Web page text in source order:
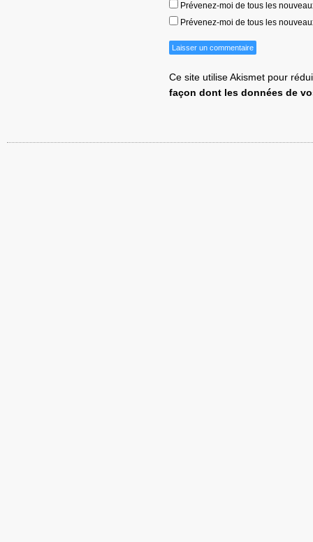
Prévenez-moi de tous les
Prévenez-moi de tous les
Ce site utilise Akismet pour
façon dont les données de